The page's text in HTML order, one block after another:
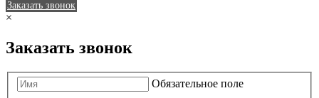
Заказать звонок
×
Заказать звонок
Обязательное поле